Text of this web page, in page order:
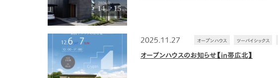
オープンハウスのお知らせ【in帯広北】
オープンハウス ツーバイシックス
2025.11.27